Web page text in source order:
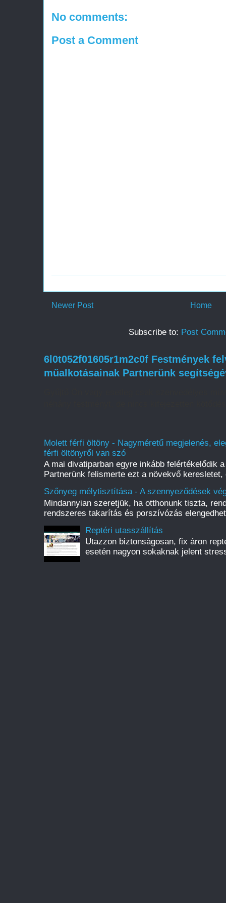
No comments:
Post a Comment
Newer Post Home
Subscribe to: Post
6l0t052f01605r1m2c0f Festmények
műalkotásainak Partnerünk
Molett férfi öltöny - Nagyméretű megjelenés,
férfi öltönyről van szó
A mai divatiparban egyre inkább felértékelődik
Partnerünk felismerte ezt a növekvő
Szőnyeg mélytisztítása - A szennyeződések
Mindannyian szeretjük, ha otthonunk tiszta,
rendszeres takarítás és porszívózás
Reptéri utasszállítás
Utazzon biztonságosan, fix áron
esetén nagyon sokaknak jelent